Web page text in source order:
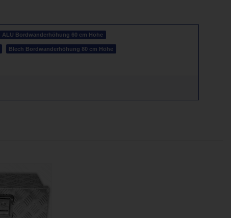
ALU Bordwanderhöhung 60 cm Höhe
Blech Bordwanderhöhung 80 cm Höhe